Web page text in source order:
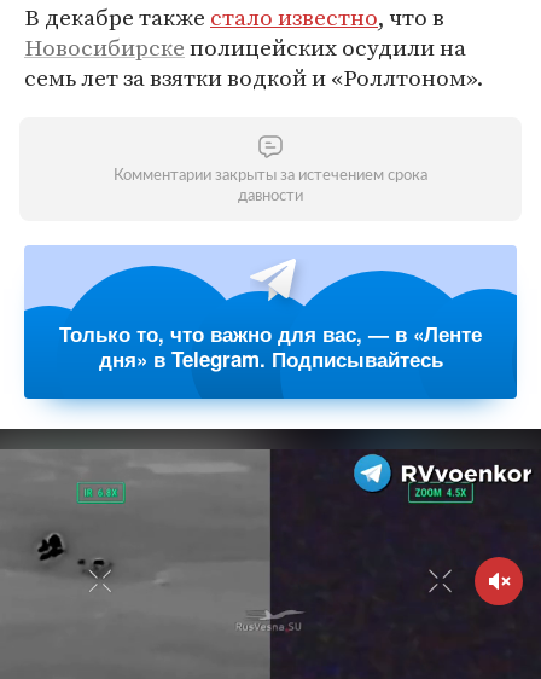
В декабре также стало известно, что в
Новосибирскеполицейских осудили на
семь лет за взятки водкой и «Роллтоном».
Комментарии закрыты за истечением срока
давности
Только то, что важно для вас, — в «Ленте
дня» в Telegram. Подписывайтесь